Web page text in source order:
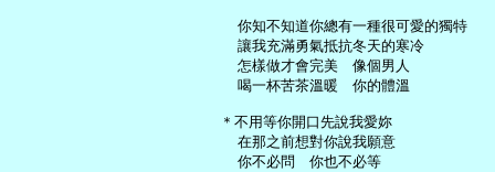
     你知不知道你總有一種很可愛的獨特
     讓我充滿勇氣抵抗冬天的寒冷
     怎樣做才會完美　像個男人
     喝一杯苦茶溫暖　你的體溫
   ＊不用等你開口先說我愛妳
     在那之前想對你說我願意
     你不必問　你也不必等